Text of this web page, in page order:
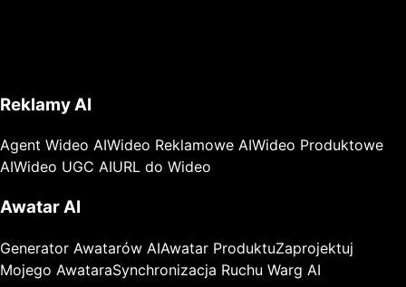
Reklamy AI
Agent Wideo AIWideo Reklamowe AIWideo Produktowe
AIWideo UGC AIURL do Wideo
Awatar AI
Generator Awatarów AIAwatar ProduktuZaprojektuj
Mojego AwataraSynchronizacja Ruchu Warg AI